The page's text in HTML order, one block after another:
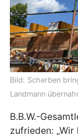
Bild: Scherben
Landmann
B.B.W.-
zufrieden: